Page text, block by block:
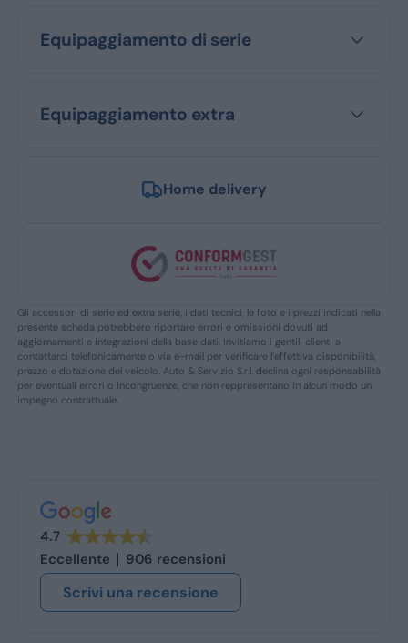
Equipaggiamento di serie
Equipaggiamento extra
Home delivery
Gli accessori di serie ed extra serie, i dati tecnici, le foto e i prezzi indicati nella
presente scheda potrebbero riportare errori e omissioni dovuti ad
aggiornamenti e integrazioni della base dati. Invitiamo i gentili clienti a
contattarci telefonicamente o via e-mail per verificare l’effettiva disponibilità,
prezzo e dotazione del veicolo. Auto & Servizio S.r.l. declina ogni responsabilità
per eventuali errori o incongruenze, che non reppresentano in alcun modo un
impegno contrattuale.
4.7
Eccellente
906 recensioni
Scrivi una recensione